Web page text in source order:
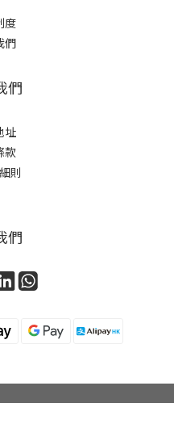
度
們
們
址
款
則
們